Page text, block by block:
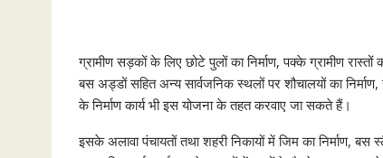
ग्रामीण सड़कों के लिए छोटे पुलों का निर्माण, पक्के ग्रामीण
बस अड्डों सहित अन्य सार्वजनिक स्थलों पर शौचालयों का
के निर्माण कार्य भी इस योजना के तहत करवाए जा सकते हैं।
इसके अलावा पंचायतों तथा शहरी निकायों में जिम का निर्माण,